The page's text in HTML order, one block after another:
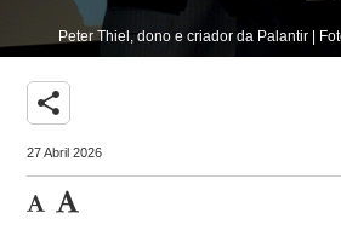
Peter Thiel, dono e criador da Palantir |
share
27 Abril 2026